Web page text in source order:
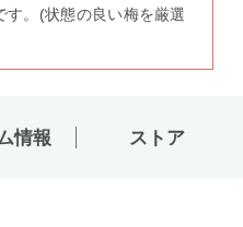
す。(状態の良い梅を厳選
情報 ストア